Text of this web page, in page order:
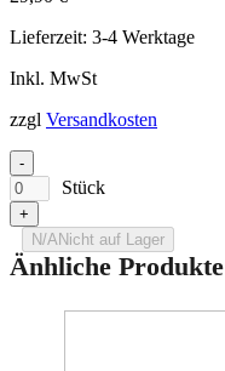
Lieferzeit: 3-4 Werktage
Inkl. MwSt
zzgl Versandkosten
-
Stück
+
N/ANicht auf Lager
Änhliche Produkte